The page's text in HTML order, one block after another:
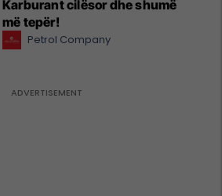
Karburant cilësor dhe shumë
më tepër!
Petrol Company